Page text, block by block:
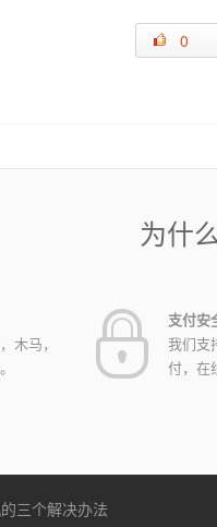
0
为什
木马，
支付安
我们支
付，在
三个解决办法